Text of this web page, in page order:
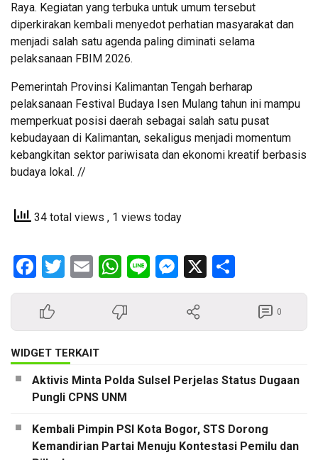
Raya. Kegiatan yang terbuka untuk umum tersebut
diperkirakan kembali menyedot perhatian masyarakat dan
menjadi salah satu agenda paling diminati selama
pelaksanaan FBIM 2026.
Pemerintah Provinsi Kalimantan Tengah berharap
pelaksanaan Festival Budaya Isen Mulang tahun ini mampu
memperkuat posisi daerah sebagai salah satu pusat
kebudayaan di Kalimantan, sekaligus menjadi momentum
kebangkitan sektor pariwisata dan ekonomi kreatif berbasis
budaya lokal. //
34 total views , 1 views today
Facebook
Twitter
EmailWhatsApp
LineMessenger
X
0
WIDGET TERKAIT
Aktivis Minta Polda Sulsel Perjelas Status Dugaan
Pungli CPNS UNM
Kembali Pimpin PSI Kota Bogor, STS Dorong
Kemandirian Partai Menuju Kontestasi Pemilu dan